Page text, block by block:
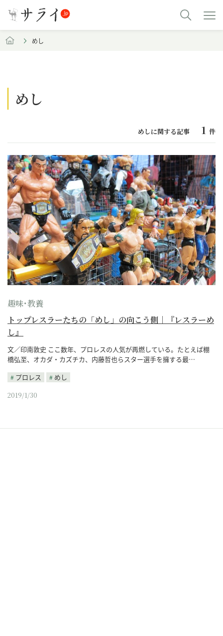
めし
めし
めしに関する記事 1 件
趣味･教養
トップレスラーたちの「めし」の向こう側｜『レスラーめ
し』
文／印南敦史 ここ数年、プロレスの人気が再燃している。たとえば棚
橋弘至、オカダ・カズチカ、内藤哲也らスター選手を擁する最…
プロレス
めし
2019/1/30